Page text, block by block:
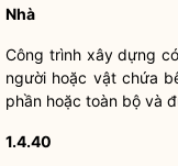
Nhà
Công trình xây dựng
người hoặc vật chứa
phần hoặc toàn bộ và
1.4.40